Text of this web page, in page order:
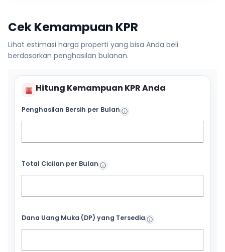
Cek Kemampuan KPR
Lihat estimasi harga properti yang bisa Anda beli
berdasarkan penghasilan bulanan.
▦ Hitung Kemampuan KPR Anda
Penghasilan Bersih per Bulan
Total Cicilan per Bulan
Dana Uang Muka (DP) yang Tersedia